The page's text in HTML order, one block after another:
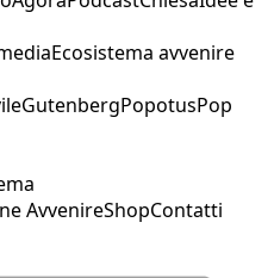
Ecosistema avvenire
GutenbergPopotusPop
AvvenireShopContatti